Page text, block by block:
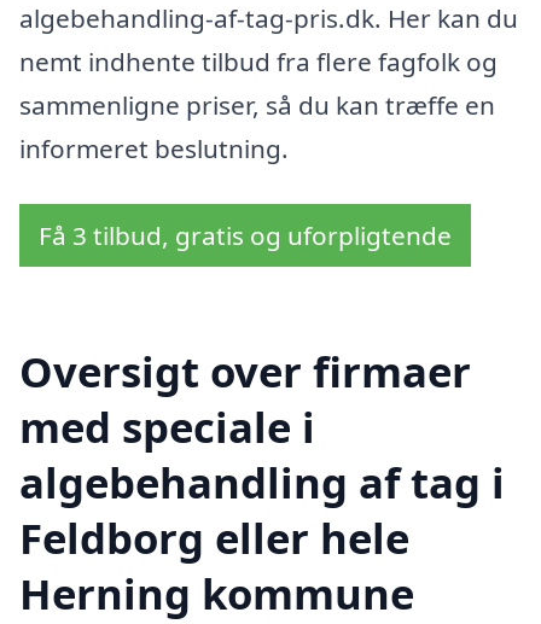
algebehandling-af-tag-pris.dk. Her kan du
nemt indhente tilbud fra flere fagfolk og
sammenligne priser, så du kan træffe en
informeret beslutning.
Få 3 tilbud, gratis og uforpligtende
Oversigt over firmaer
med speciale i
algebehandling af tag i
Feldborg eller hele
Herning kommune